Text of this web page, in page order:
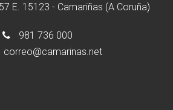
E. 15123 - Camariñas (A Coruña)
981 736 000
correo@camarinas.net